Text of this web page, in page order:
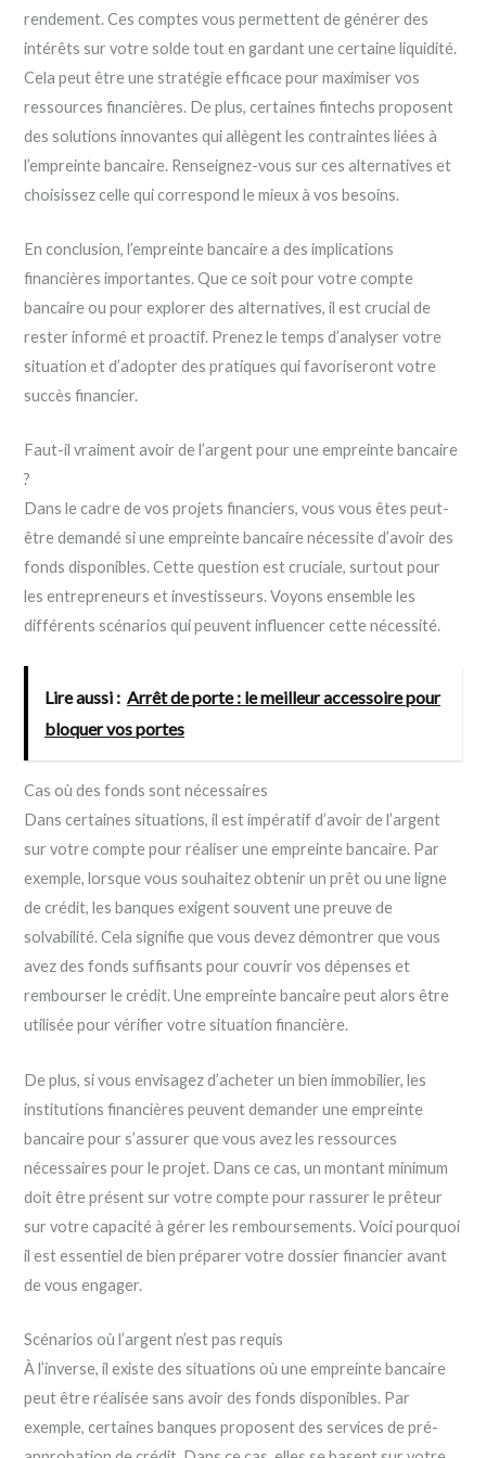
rendement. Ces comptes vous permettent de générer des
intérêts sur votre solde tout en gardant une certaine liquidité.
Cela peut être une stratégie efficace pour maximiser vos
ressources financières. De plus, certaines fintechs proposent
des solutions innovantes qui allègent les contraintes liées à
l’empreinte bancaire. Renseignez-vous sur ces alternatives et
choisissez celle qui correspond le mieux à vos besoins.
En conclusion, l’empreinte bancaire a des implications
financières importantes. Que ce soit pour votre compte
bancaire ou pour explorer des alternatives, il est crucial de
rester informé et proactif. Prenez le temps d’analyser votre
situation et d’adopter des pratiques qui favoriseront votre
succès financier.
Faut-il vraiment avoir de l’argent pour une empreinte bancaire
?
Dans le cadre de vos projets financiers, vous vous êtes peut-
être demandé si une empreinte bancaire nécessite d’avoir des
fonds disponibles. Cette question est cruciale, surtout pour
les entrepreneurs et investisseurs. Voyons ensemble les
différents scénarios qui peuvent influencer cette nécessité.
Lire aussi : Arrêt de porte : le meilleur accessoire pour
bloquer vos portes
Cas où des fonds sont nécessaires
Dans certaines situations, il est impératif d’avoir de l’argent
sur votre compte pour réaliser une empreinte bancaire. Par
exemple, lorsque vous souhaitez obtenir un prêt ou une ligne
de crédit, les banques exigent souvent une preuve de
solvabilité. Cela signifie que vous devez démontrer que vous
avez des fonds suffisants pour couvrir vos dépenses et
rembourser le crédit. Une empreinte bancaire peut alors être
utilisée pour vérifier votre situation financière.
De plus, si vous envisagez d’acheter un bien immobilier, les
institutions financières peuvent demander une empreinte
bancaire pour s’assurer que vous avez les ressources
nécessaires pour le projet. Dans ce cas, un montant minimum
doit être présent sur votre compte pour rassurer le prêteur
sur votre capacité à gérer les remboursements. Voici pourquoi
il est essentiel de bien préparer votre dossier financier avant
de vous engager.
Scénarios où l’argent n’est pas requis
À l’inverse, il existe des situations où une empreinte bancaire
peut être réalisée sans avoir des fonds disponibles. Par
exemple, certaines banques proposent des services de pré-